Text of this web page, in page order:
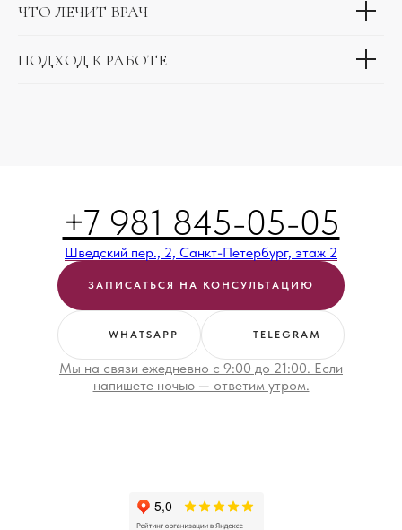
ЧТО ЛЕЧИТ ВРАЧ
ПОДХОД К РАБОТЕ
+7 981 845-05-05
Шведский пер., 2, Санкт-Петербург, этаж 2
ЗАПИСАТЬСЯ НА КОНСУЛЬТАЦИЮ
WHATSAPP TELEGRAM
Мы на связи ежедневно с 9:00 до 21:00. Если
напишете ночью — ответим утром.